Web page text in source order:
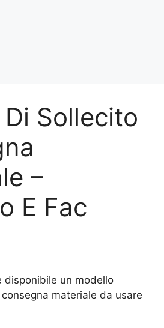
Sollecito
–
E Fac
disponibile un modello
materiale da usare